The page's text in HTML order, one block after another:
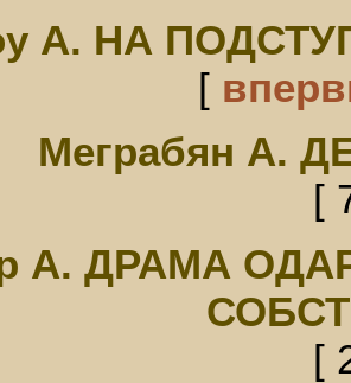
А. НА
[
Меграбян А.
[
А. ДРАМА
[